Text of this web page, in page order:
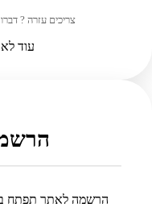
צריכים עזרה ?
עוד
הרשמה לאתר תפתח